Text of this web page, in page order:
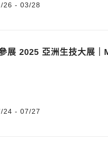
26 - 03/28
展 2025 亞洲生技大展｜
24 - 07/27